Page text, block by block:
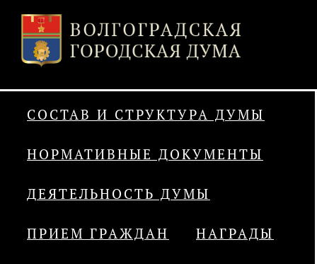
СОСТАВ И СТРУКТУРА ДУМЫ
НОРМАТИВНЫЕ ДОКУМЕНТЫ
ДЕЯТЕЛЬНОСТЬ ДУМЫ
ПРИЕМ ГРАЖДАН НАГРАДЫ